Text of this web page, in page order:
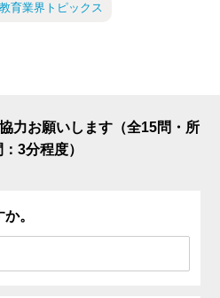
教育業界トピックス
力お願いします（全15問・所
3分程度）
。